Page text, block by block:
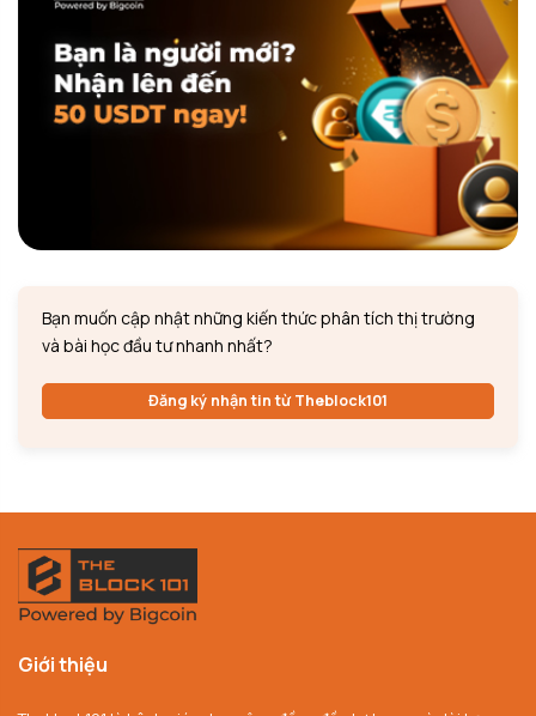
Bạn muốn cập nhật những kiến thức phân tích thị trường
và bài học đầu tư nhanh nhất?
Đăng ký nhận tin từ Theblock101
Giới thiệu